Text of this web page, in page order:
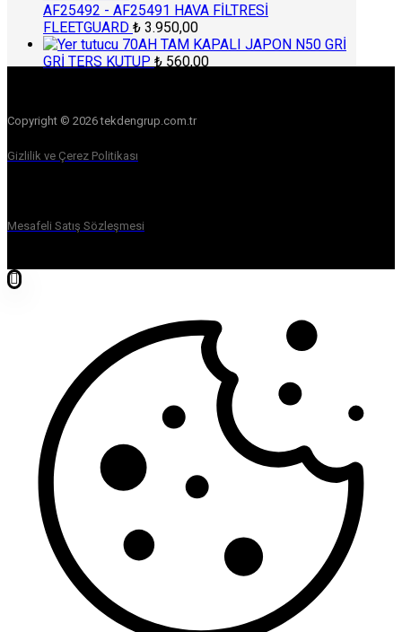
AF25492 - AF25491 HAVA FİLTRESİ
FLEETGUARD ₺ 3.950,00
70AH TAM KAPALI JAPON N50 GRİ
GRİ TERS KUTUP ₺ 560,00
Copyright © 2026 tekdengrup.com.tr
Gizlilik ve Çerez Politikası
Mesafeli Satış Sözleşmesi